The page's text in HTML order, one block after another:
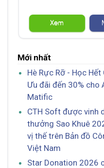
Xem
Mới nhất
Hè Rực Rỡ - Học Hết
Ưu đãi đến 30% cho
Matific
CTH Soft được vinh
thưởng Sao Khuê
vị thế trên Bản đồ
Việt Nam
Star Donation 2026